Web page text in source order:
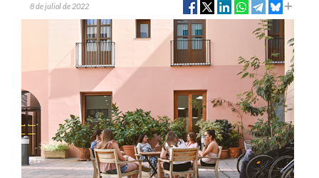
8 de juliol de 2022